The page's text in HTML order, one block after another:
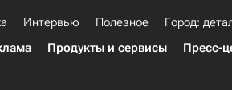
Интервью Полезное
Город:
Продукты и сервисы Пресс-